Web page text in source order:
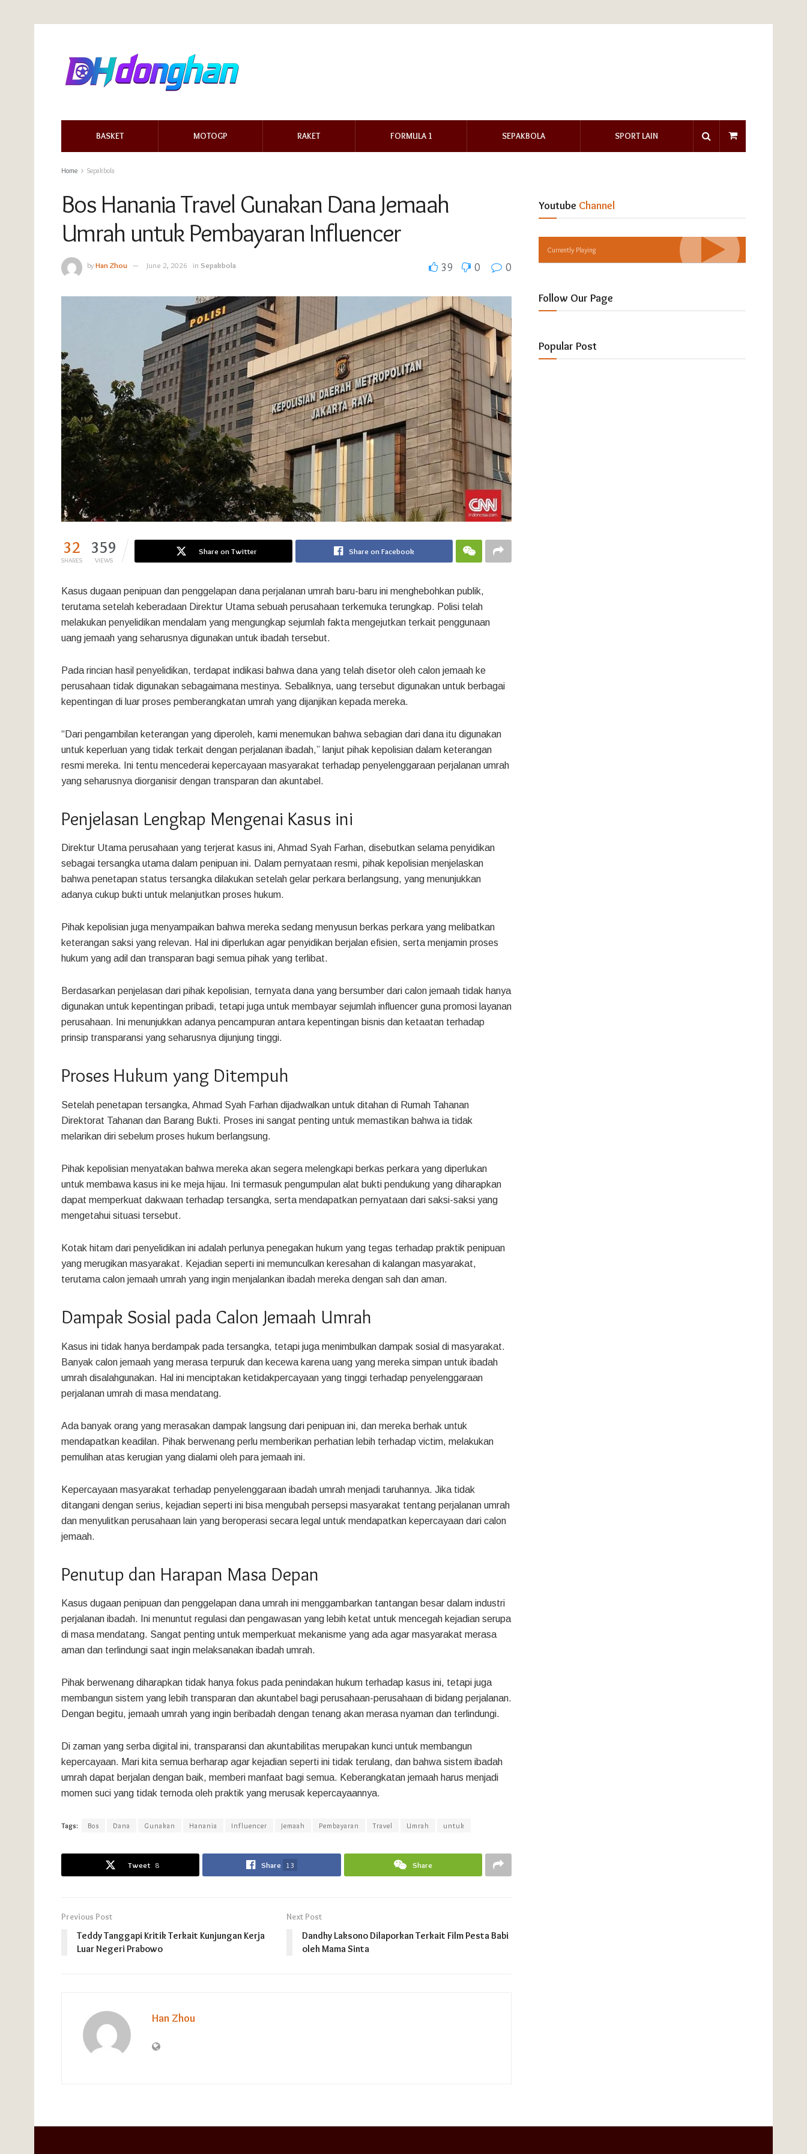
BASKET MOTOGP RAKET FORMULA 1 SEPAKBOLA SPORT LAIN
Home Sepakbola
Bos Hanania Travel Gunakan Dana Jemaah
Umrah untuk Pembayaran Influencer
byHan Zhou June 2, 2026 in Sepakbola 39 0 0
32
SHARES
359
VIEWS
Share on Twitter Share on Facebook
Kasus dugaan penipuan dan penggelapan dana perjalanan umrah baru-baru ini menghebohkan publik,
terutama setelah keberadaan Direktur Utama sebuah perusahaan terkemuka terungkap. Polisi telah
melakukan penyelidikan mendalam yang mengungkap sejumlah fakta mengejutkan terkait penggunaan
uang jemaah yang seharusnya digunakan untuk ibadah tersebut.
Pada rincian hasil penyelidikan, terdapat indikasi bahwa dana yang telah disetor oleh calon jemaah ke
perusahaan tidak digunakan sebagaimana mestinya. Sebaliknya, uang tersebut digunakan untuk berbagai
kepentingan di luar proses pemberangkatan umrah yang dijanjikan kepada mereka.
“Dari pengambilan keterangan yang diperoleh, kami menemukan bahwa sebagian dari dana itu digunakan
untuk keperluan yang tidak terkait dengan perjalanan ibadah,” lanjut pihak kepolisian dalam keterangan
resmi mereka. Ini tentu mencederai kepercayaan masyarakat terhadap penyelenggaraan perjalanan umrah
yang seharusnya diorganisir dengan transparan dan akuntabel.
Penjelasan Lengkap Mengenai Kasus ini
Direktur Utama perusahaan yang terjerat kasus ini, Ahmad Syah Farhan, disebutkan selama penyidikan
sebagai tersangka utama dalam penipuan ini. Dalam pernyataan resmi, pihak kepolisian menjelaskan
bahwa penetapan status tersangka dilakukan setelah gelar perkara berlangsung, yang menunjukkan
adanya cukup bukti untuk melanjutkan proses hukum.
Pihak kepolisian juga menyampaikan bahwa mereka sedang menyusun berkas perkara yang melibatkan
keterangan saksi yang relevan. Hal ini diperlukan agar penyidikan berjalan efisien, serta menjamin proses
hukum yang adil dan transparan bagi semua pihak yang terlibat.
Berdasarkan penjelasan dari pihak kepolisian, ternyata dana yang bersumber dari calon jemaah tidak hanya
digunakan untuk kepentingan pribadi, tetapi juga untuk membayar sejumlah influencer guna promosi layanan
perusahaan. Ini menunjukkan adanya pencampuran antara kepentingan bisnis dan ketaatan terhadap
prinsip transparansi yang seharusnya dijunjung tinggi.
Proses Hukum yang Ditempuh
Setelah penetapan tersangka, Ahmad Syah Farhan dijadwalkan untuk ditahan di Rumah Tahanan
Direktorat Tahanan dan Barang Bukti. Proses ini sangat penting untuk memastikan bahwa ia tidak
melarikan diri sebelum proses hukum berlangsung.
Pihak kepolisian menyatakan bahwa mereka akan segera melengkapi berkas perkara yang diperlukan
untuk membawa kasus ini ke meja hijau. Ini termasuk pengumpulan alat bukti pendukung yang diharapkan
dapat memperkuat dakwaan terhadap tersangka, serta mendapatkan pernyataan dari saksi-saksi yang
mengetahui situasi tersebut.
Kotak hitam dari penyelidikan ini adalah perlunya penegakan hukum yang tegas terhadap praktik penipuan
yang merugikan masyarakat. Kejadian seperti ini memunculkan keresahan di kalangan masyarakat,
terutama calon jemaah umrah yang ingin menjalankan ibadah mereka dengan sah dan aman.
Dampak Sosial pada Calon Jemaah Umrah
Kasus ini tidak hanya berdampak pada tersangka, tetapi juga menimbulkan dampak sosial di masyarakat.
Banyak calon jemaah yang merasa terpuruk dan kecewa karena uang yang mereka simpan untuk ibadah
umrah disalahgunakan. Hal ini menciptakan ketidakpercayaan yang tinggi terhadap penyelenggaraan
perjalanan umrah di masa mendatang.
Ada banyak orang yang merasakan dampak langsung dari penipuan ini, dan mereka berhak untuk
mendapatkan keadilan. Pihak berwenang perlu memberikan perhatian lebih terhadap victim, melakukan
pemulihan atas kerugian yang dialami oleh para jemaah ini.
Kepercayaan masyarakat terhadap penyelenggaraan ibadah umrah menjadi taruhannya. Jika tidak
ditangani dengan serius, kejadian seperti ini bisa mengubah persepsi masyarakat tentang perjalanan umrah
dan menyulitkan perusahaan lain yang beroperasi secara legal untuk mendapatkan kepercayaan dari calon
jemaah.
Penutup dan Harapan Masa Depan
Kasus dugaan penipuan dan penggelapan dana umrah ini menggambarkan tantangan besar dalam industri
perjalanan ibadah. Ini menuntut regulasi dan pengawasan yang lebih ketat untuk mencegah kejadian serupa
di masa mendatang. Sangat penting untuk memperkuat mekanisme yang ada agar masyarakat merasa
aman dan terlindungi saat ingin melaksanakan ibadah umrah.
Pihak berwenang diharapkan tidak hanya fokus pada penindakan hukum terhadap kasus ini, tetapi juga
membangun sistem yang lebih transparan dan akuntabel bagi perusahaan-perusahaan di bidang perjalanan.
Dengan begitu, jemaah umrah yang ingin beribadah dengan tenang akan merasa nyaman dan terlindungi.
Di zaman yang serba digital ini, transparansi dan akuntabilitas merupakan kunci untuk membangun
kepercayaan. Mari kita semua berharap agar kejadian seperti ini tidak terulang, dan bahwa sistem ibadah
umrah dapat berjalan dengan baik, memberi manfaat bagi semua. Keberangkatan jemaah harus menjadi
momen suci yang tidak ternoda oleh praktik yang merusak kepercayaannya.
Tags: Bos Dana Gunakan Hanania Influencer Jemaah Pembayaran Travel Umrah untuk
Tweet 8 Share 13 Share
Previous Post
Teddy Tanggapi Kritik Terkait Kunjungan Kerja
Luar Negeri Prabowo
Next Post
Dandhy Laksono Dilaporkan Terkait Film Pesta Babi
oleh Mama Sinta
Han Zhou
Youtube Channel
Currently Playing
Follow Our Page
Popular Post